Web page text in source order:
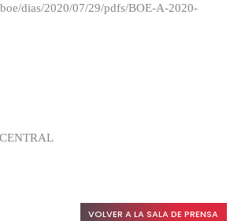
dias/2020/07/29/pdfs/BOE-A-2020-
VOLVER A LA SALA DE PRENSA